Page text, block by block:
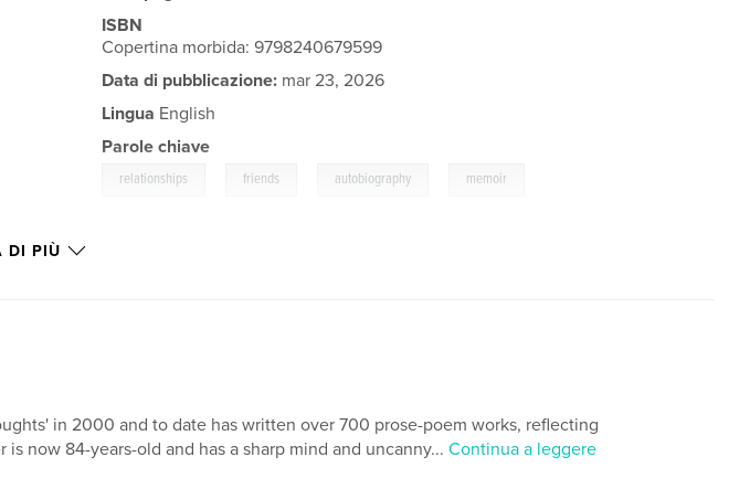
ISBN
Copertina morbida: 9798240679599
Data di pubblicazione: mar 23, 2026
Lingua English
Parole chiave
relationships friends autobiography memoir
DI PIÙ
in 2000 and to date has written over 700 prose-poem works, reflecting
now 84-years-old and has a sharp mind and uncanny... Continua a leggere